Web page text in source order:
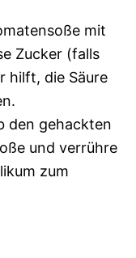
mit
Zucker (falls
hilft, die Säure
den gehackten
und verrühre
zum